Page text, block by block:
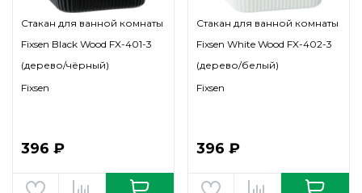
Стакан для ванной комнаты
Fixsen Black Wood FX-401-3
(дерево/чёрный)
Fixsen
396 ₽
Стакан для ванной комнаты
Fixsen White Wood FX-402-3
(дерево/белый)
Fixsen
396 ₽